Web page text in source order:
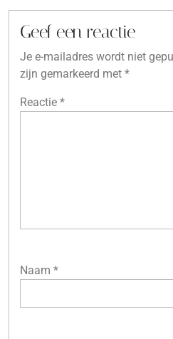
Geef een reactie
Je e-mailadres wordt niet
zijn gemarkeerd met *
Reactie *
Naam *